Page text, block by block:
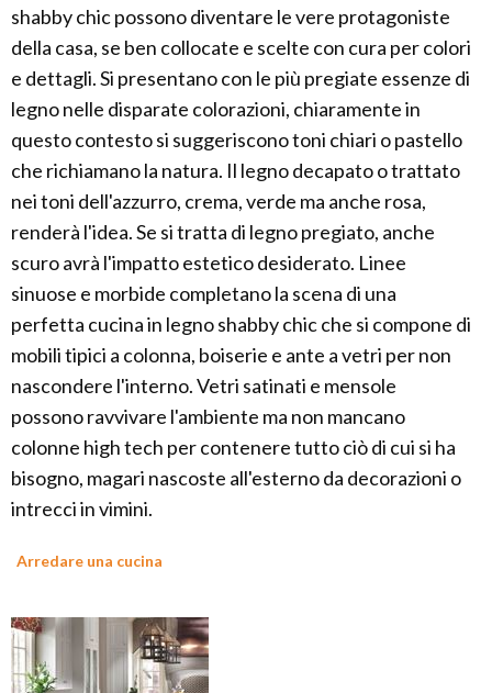
shabby chic possono diventare le vere protagoniste
della casa, se ben collocate e scelte con cura per colori
e dettagli. Si presentano con le più pregiate essenze di
legno nelle disparate colorazioni, chiaramente in
questo contesto si suggeriscono toni chiari o pastello
che richiamano la natura. Il legno decapato o trattato
nei toni dell'azzurro, crema, verde ma anche rosa,
renderà l'idea. Se si tratta di legno pregiato, anche
scuro avrà l'impatto estetico desiderato. Linee
sinuose e morbide completano la scena di una
perfetta cucina in legno shabby chic che si compone di
mobili tipici a colonna, boiserie e ante a vetri per non
nascondere l'interno. Vetri satinati e mensole
possono ravvivare l'ambiente ma non mancano
colonne high tech per contenere tutto ciò di cui si ha
bisogno, magari nascoste all'esterno da decorazioni o
intrecci in vimini.
Arredare una cucina